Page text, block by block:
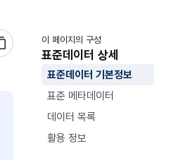
림창 열림
이 페이지의 구성
표준데이터 상세
표준데이터 기본정보
표준 메타데이터
데이터 목록
활용 정보